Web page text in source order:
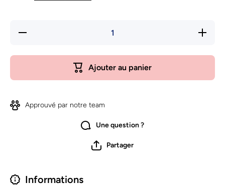
Réduire
la
Trixie
Ajouter au panier
Approuvé par notre team
Une question ?
Partager
Informations